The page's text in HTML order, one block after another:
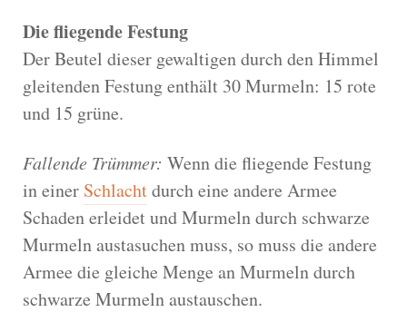
Die fliegende Festung
Der Beutel dieser gewaltigen durch den Himmel
gleitenden Festung enthält 30 Murmeln: 15 rote
und 15 grüne.
Fallende Trümmer: Wenn die fliegende Festung
in einer Schlachtdurch eine andere Armee
Schaden erleidet und Murmeln durch schwarze
Murmeln austasuchen muss, so muss die andere
Armee die gleiche Menge an Murmeln durch
schwarze Murmeln austauschen.